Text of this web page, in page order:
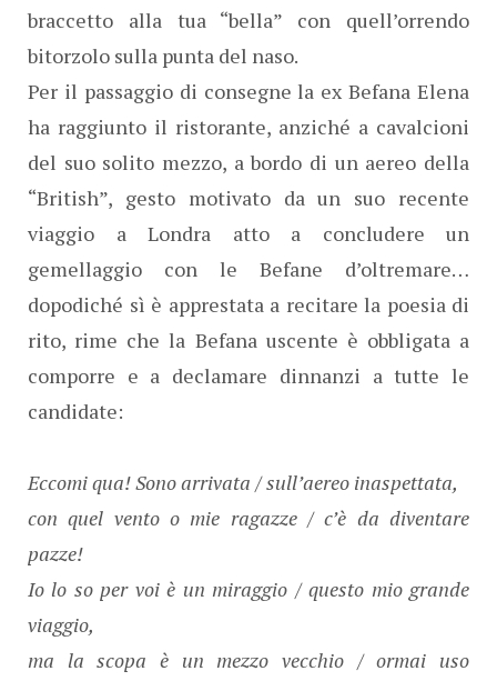
braccetto alla tua “bella” con quell’orrendo
bitorzolo sulla punta del naso.
Per il passaggio di consegne la ex Befana Elena
ha raggiunto il ristorante, anziché a cavalcioni
del suo solito mezzo, a bordo di un aereo della
“British”, gesto motivato da un suo recente
viaggio a Londra atto a concludere un
gemellaggio con le Befane d’oltremare…
dopodiché sì è apprestata a recitare la poesia di
rito, rime che la Befana uscente è obbligata a
comporre e a declamare dinnanzi a tutte le
candidate:
Eccomi qua! Sono arrivata / sull’aereo inaspettata,
con quel vento o mie ragazze / c’è da diventare
pazze!
Io lo so per voi è un miraggio / questo mio grande
viaggio,
ma la scopa è un mezzo vecchio / ormai uso